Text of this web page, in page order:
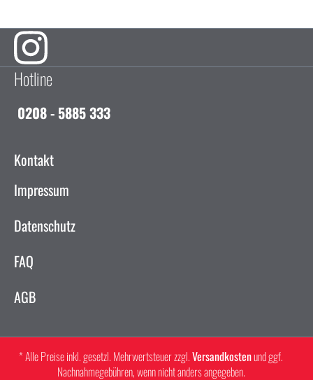
Hotline
0208 - 5885 333
Kontakt
Impressum
Datenschutz
FAQ
AGB
* Alle Preise inkl. gesetzl. Mehrwertsteuer zzgl.Versandkostenund ggf.
Nachnahmegebühren, wenn nicht anders angegeben.